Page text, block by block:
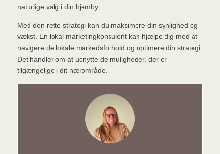
naturlige valg i din hjemby.
Med den rette strategi kan du maksimere din synlighed og
vækst. En lokal marketingkonsulent kan hjælpe dig med at
navigere de lokale markedsforhold og optimere din strategi.
Det handler om at udnytte de muligheder, der er
tilgængelige i dit nærområde.